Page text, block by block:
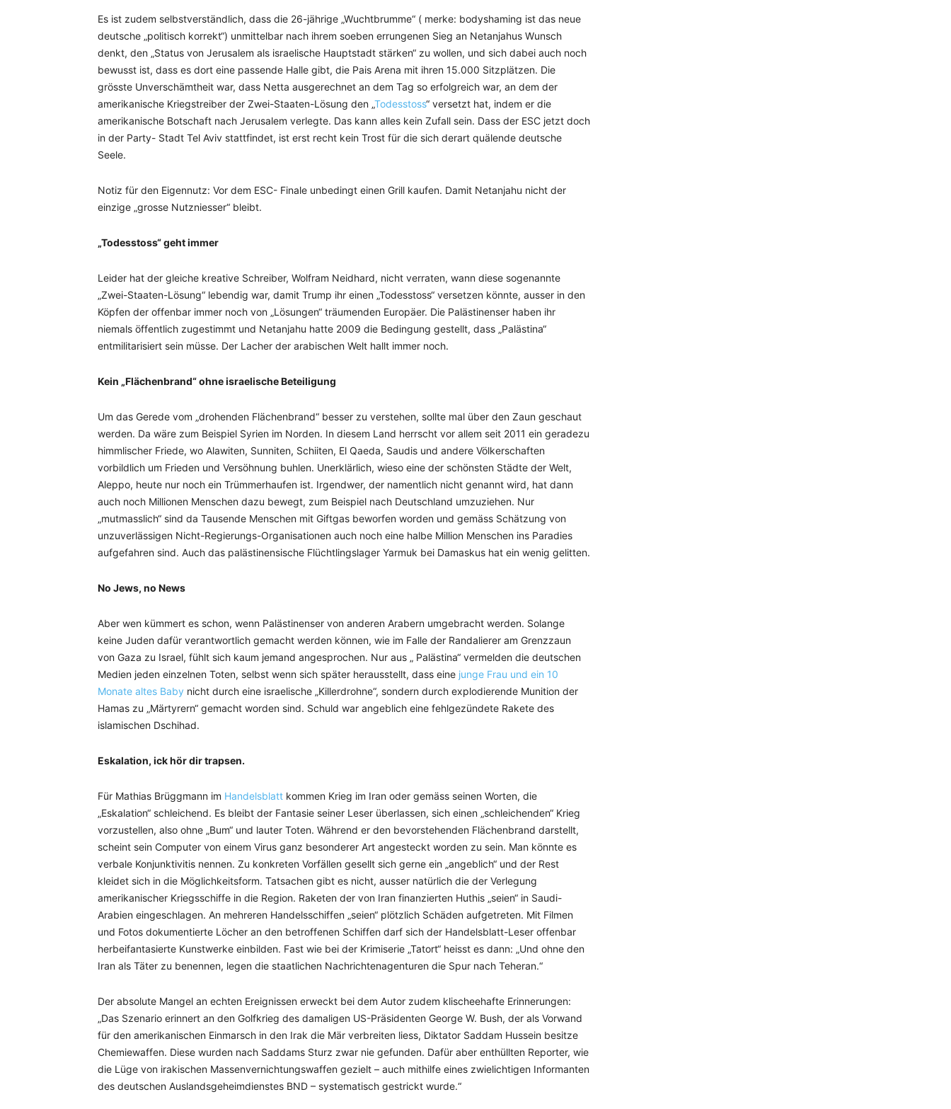
Es ist zudem selbstverständlich, dass die 26-jährige „Wuchtbrumme“ ( merke: bodyshaming ist das neue
deutsche „politisch korrekt“) unmittelbar nach ihrem soeben errungenen Sieg an Netanjahus Wunsch
denkt, den „Status von Jerusalem als israelische Hauptstadt stärken“ zu wollen, und sich dabei auch noch
bewusst ist, dass es dort eine passende Halle gibt, die Pais Arena mit ihren 15.000 Sitzplätzen. Die
grösste Unverschämtheit war, dass Netta ausgerechnet an dem Tag so erfolgreich war, an dem der
amerikanische Kriegstreiber der Zwei-Staaten-Lösung den „Todesstoss“ versetzt hat, indem er die
amerikanische Botschaft nach Jerusalem verlegte. Das kann alles kein Zufall sein. Dass der ESC jetzt doch
in der Party- Stadt Tel Aviv stattfindet, ist erst recht kein Trost für die sich derart quälende deutsche
Seele.
Notiz für den Eigennutz: Vor dem ESC- Finale unbedingt einen Grill kaufen. Damit Netanjahu nicht der
einzige „grosse Nutzniesser“ bleibt.
„Todesstoss“ geht immer
Leider hat der gleiche kreative Schreiber, Wolfram Neidhard, nicht verraten, wann diese sogenannte
„Zwei-Staaten-Lösung“ lebendig war, damit Trump ihr einen „Todesstoss“ versetzen könnte, ausser in den
Köpfen der offenbar immer noch von „Lösungen“ träumenden Europäer. Die Palästinenser haben ihr
niemals öffentlich zugestimmt und Netanjahu hatte 2009 die Bedingung gestellt, dass „Palästina“
entmilitarisiert sein müsse. Der Lacher der arabischen Welt hallt immer noch.
Kein „Flächenbrand“ ohne israelische Beteiligung
Um das Gerede vom „drohenden Flächenbrand“ besser zu verstehen, sollte mal über den Zaun geschaut
werden. Da wäre zum Beispiel Syrien im Norden. In diesem Land herrscht vor allem seit 2011 ein geradezu
himmlischer Friede, wo Alawiten, Sunniten, Schiiten, El Qaeda, Saudis und andere Völkerschaften
vorbildlich um Frieden und Versöhnung buhlen. Unerklärlich, wieso eine der schönsten Städte der Welt,
Aleppo, heute nur noch ein Trümmerhaufen ist. Irgendwer, der namentlich nicht genannt wird, hat dann
auch noch Millionen Menschen dazu bewegt, zum Beispiel nach Deutschland umzuziehen. Nur
„mutmasslich“ sind da Tausende Menschen mit Giftgas beworfen worden und gemäss Schätzung von
unzuverlässigen Nicht-Regierungs-Organisationen auch noch eine halbe Million Menschen ins Paradies
aufgefahren sind. Auch das palästinensische Flüchtlingslager Yarmuk bei Damaskus hat ein wenig gelitten.
No Jews, no News
Aber wen kümmert es schon, wenn Palästinenser von anderen Arabern umgebracht werden. Solange
keine Juden dafür verantwortlich gemacht werden können, wie im Falle der Randalierer am Grenzzaun
von Gaza zu Israel, fühlt sich kaum jemand angesprochen. Nur aus „ Palästina“ vermelden die deutschen
Medien jeden einzelnen Toten, selbst wenn sich später herausstellt, dass eine junge Frau und ein 10
Monate altes Baby nicht durch eine israelische „Killerdrohne“, sondern durch explodierende Munition der
Hamas zu „Märtyrern“ gemacht worden sind. Schuld war angeblich eine fehlgezündete Rakete des
islamischen Dschihad.
Eskalation, ick hör dir trapsen.
Für Mathias Brüggmann im Handelsblatt kommen Krieg im Iran oder gemäss seinen Worten, die
„Eskalation“ schleichend. Es bleibt der Fantasie seiner Leser überlassen, sich einen „schleichenden“ Krieg
vorzustellen, also ohne „Bum“ und lauter Toten. Während er den bevorstehenden Flächenbrand darstellt,
scheint sein Computer von einem Virus ganz besonderer Art angesteckt worden zu sein. Man könnte es
verbale Konjunktivitis nennen. Zu konkreten Vorfällen gesellt sich gerne ein „angeblich“ und der Rest
kleidet sich in die Möglichkeitsform. Tatsachen gibt es nicht, ausser natürlich die der Verlegung
amerikanischer Kriegsschiffe in die Region. Raketen der von Iran finanzierten Huthis „seien“ in Saudi-
Arabien eingeschlagen. An mehreren Handelsschiffen „seien“ plötzlich Schäden aufgetreten. Mit Filmen
und Fotos dokumentierte Löcher an den betroffenen Schiffen darf sich der Handelsblatt-Leser offenbar
herbeifantasierte Kunstwerke einbilden. Fast wie bei der Krimiserie „Tatort“ heisst es dann: „Und ohne den
Iran als Täter zu benennen, legen die staatlichen Nachrichtenagenturen die Spur nach Teheran.“
Der absolute Mangel an echten Ereignissen erweckt bei dem Autor zudem klischeehafte Erinnerungen:
„Das Szenario erinnert an den Golfkrieg des damaligen US-Präsidenten George W. Bush, der als Vorwand
für den amerikanischen Einmarsch in den Irak die Mär verbreiten liess, Diktator Saddam Hussein besitze
Chemiewaffen. Diese wurden nach Saddams Sturz zwar nie gefunden. Dafür aber enthüllten Reporter, wie
die Lüge von irakischen Massenvernichtungswaffen gezielt – auch mithilfe eines zwielichtigen Informanten
des deutschen Auslandsgeheimdienstes BND – systematisch gestrickt wurde.“